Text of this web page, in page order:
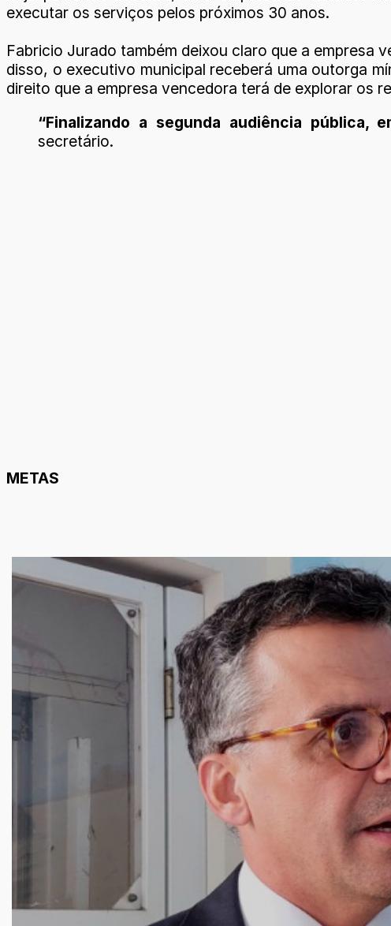
executar os serviços pelos próximos 30 anos.
Fabricio Jurado também deixou claro que a empresa
disso, o executivo municipal receberá uma outorga
direito que a empresa vencedora terá de explorar os
“Finalizando a segunda audiência pública,
secretário.
METAS